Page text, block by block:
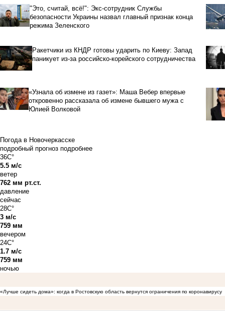
"Это, считай, всё!": Экс-сотрудник Службы
безопасности Украины назвал главный признак конца
режима Зеленского
Ракетчики из КНДР готовы ударить по Киеву: Запад
паникует из-за российско-корейского сотрудничества
«Узнала об измене из газет»: Маша Вебер впервые
откровенно рассказала об измене бывшего мужа с
Юлией Волковой
Погода в Новочеркасске
подробный прогноз подробнее
36C°
5.5 м/с
ветер
762 мм рт.ст.
давление
сейчас
28C°
3 м/с
759 мм
вечером
24C°
1.7 м/с
759 мм
ночью
«Лучше сидеть дома»: когда в Ростовскую область вернутся ограничения по коронавирусу